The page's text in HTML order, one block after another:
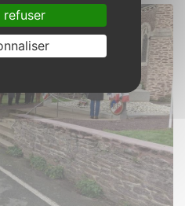
refuser